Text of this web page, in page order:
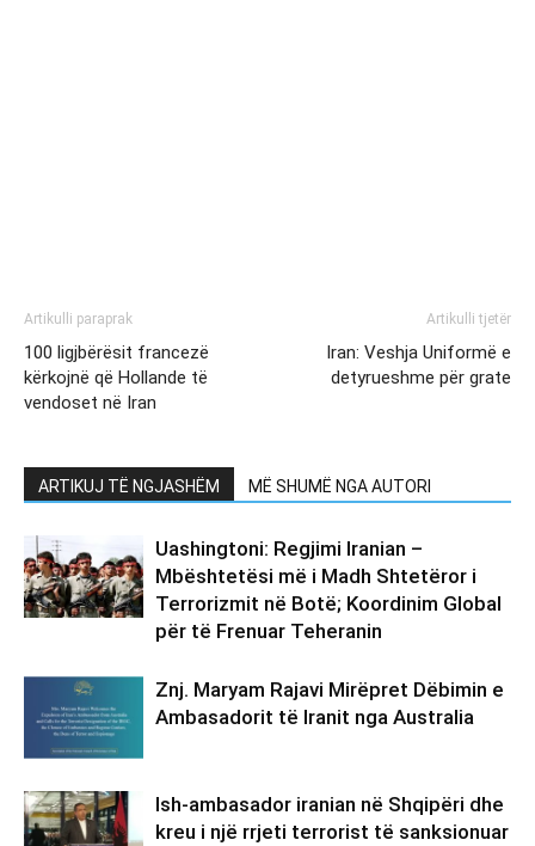
Artikulli paraprak
100 ligjbërësit francezë
kërkojnë që Hollande të
vendoset në Iran
Artikulli tjetër
Iran: Veshja Uniformë e
detyrueshme për grate
ARTIKUJ TË NGJASHËM MË SHUMË NGA AUTORI
Uashingtoni: Regjimi Iranian –
Mbështetësi më i Madh Shtetëror i
Terrorizmit në Botë; Koordinim Global
për të Frenuar Teheranin
Znj. Maryam Rajavi Mirëpret Dëbimin e
Ambasadorit të Iranit nga Australia
Ish-ambasador iranian në Shqipëri dhe
kreu i një rrjeti terrorist të sanksionuar